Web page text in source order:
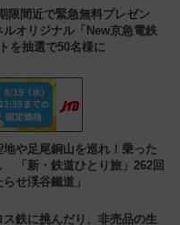
限間近で緊急無料プレゼン
ルオリジナル「New京急電鉄
を抽選で50名様に
地や足尾銅山を巡れ！乗った
「新・鉄道ひとり旅」262回
せ渓谷鐵道」
ス鉄に挑んだり、非売品の生